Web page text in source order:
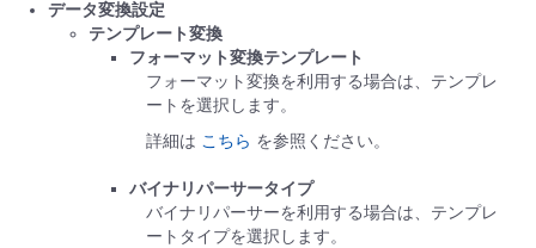
データ変換設定
テンプレート変換
フォーマット変換テンプレート
フォーマット変換を利用する場合は、テンプレ
ートを選択します。
詳細は こちら を参照ください。
バイナリパーサータイプ
バイナリパーサーを利用する場合は、テンプレ
ートタイプを選択します。